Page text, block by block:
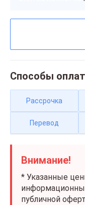
Способы
Рассрочка
Перевод
Внимание!
* Указанные
публичной